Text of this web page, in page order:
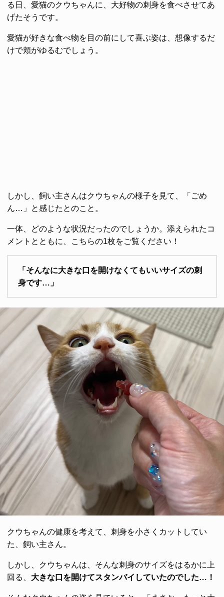
る日、愛猫のクウちゃんに、大好物の刺身を食べさせてあ
げたそうです。
愛猫が好きな食べ物を目の前にして喜ぶ姿は、想像するだ
けで頬がゆるむでしょう。
しかし、飼い主さんはクウちゃんの様子を見て、「ごめ
ん…」と感じたとのこと。
一体、どのような状況だったのでしょうか。添えられたコ
メントとともに、こちらの1枚をご覧ください！
「そんなに大きな口を開けなくてもいいサイズの刺
身です…」
クウちゃんの健康を考えて、刺身を小さくカットしてい
た、飼い主さん。
しかし、クウちゃんは、そんな刺身のサイズをはるかに上
回る、 大きな口を開けてスタンバイしていたのでした…！